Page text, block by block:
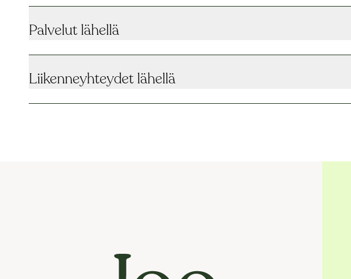
Palvelut lähellä
Liikenneyhteydet lähellä